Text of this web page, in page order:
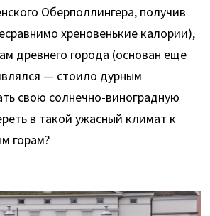
Оберполлингера, получив
хреновенькие калории),
древнего города (основан еще
— стоило дурным
свою солнечно-виноградную
в такой ужасный климат к
горам?